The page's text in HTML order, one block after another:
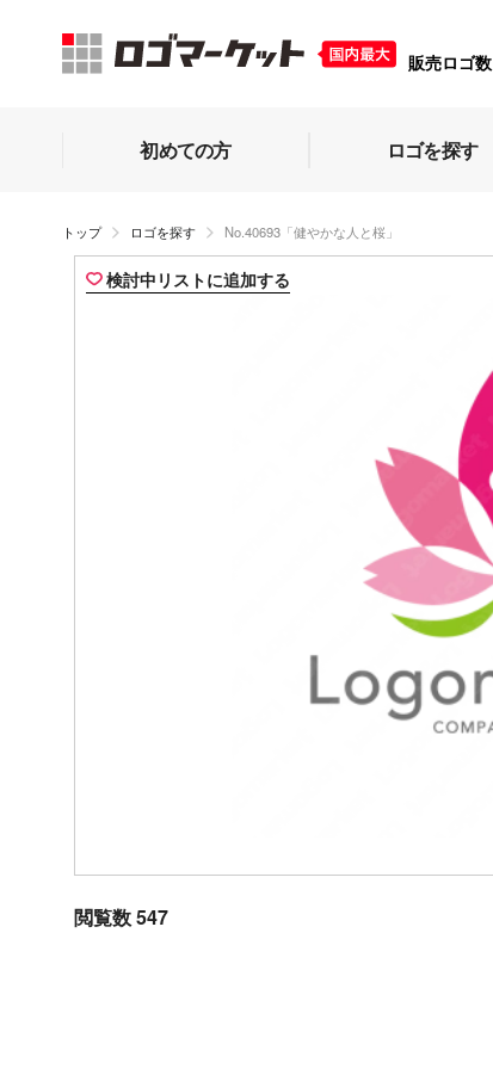
販売ロゴ数
初めての方 ロゴを探す
トップ ロゴを探す No.40693「健やかな人と桜」
検討中リストに追加する
閲覧数 547